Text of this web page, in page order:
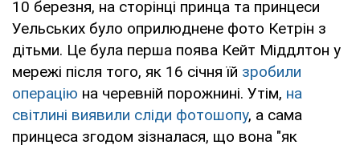
10 березня, на сторінці принца та принцеси
Уельських було оприлюднене фото Кетрін з
дітьми. Це була перша поява Кейт Міддлтон у
мережі після того, як 16 січня їй зробили
операцію на черевній порожнині. Утім, на
світлині виявили сліди фотошопу, а сама
принцеса згодом зізналася, що вона "як